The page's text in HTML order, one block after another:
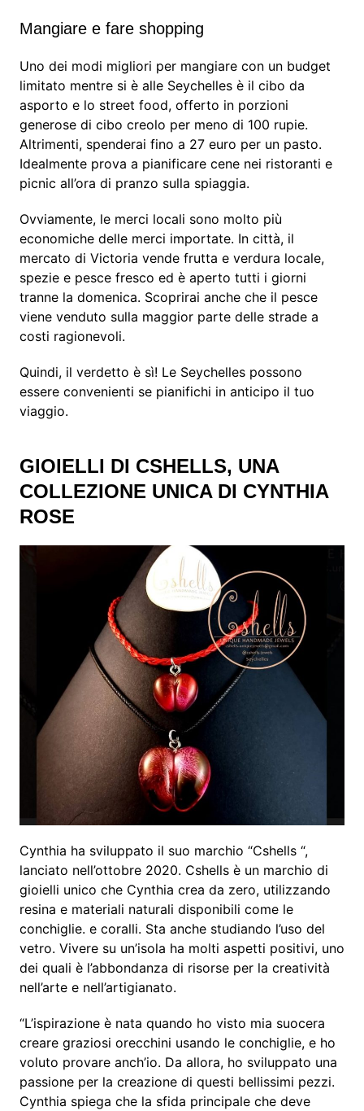
Mangiare e fare shopping
Uno dei modi migliori per mangiare con un budget
limitato mentre si è alle Seychelles è il cibo da
asporto e lo street food, offerto in porzioni
generose di cibo creolo per meno di 100 rupie.
Altrimenti, spenderai fino a 27 euro per un pasto.
Idealmente prova a pianificare cene nei ristoranti e
picnic all’ora di pranzo sulla spiaggia.
Ovviamente, le merci locali sono molto più
economiche delle merci importate. In città, il
mercato di Victoria vende frutta e verdura locale,
spezie e pesce fresco ed è aperto tutti i giorni
tranne la domenica. Scoprirai anche che il pesce
viene venduto sulla maggior parte delle strade a
costi ragionevoli.
Quindi, il verdetto è sì! Le Seychelles possono
essere convenienti se pianifichi in anticipo il tuo
viaggio.
GIOIELLI DI CSHELLS, UNA
COLLEZIONE UNICA DI CYNTHIA
ROSE
Cynthia ha sviluppato il suo marchio “Cshells “,
lanciato nell’ottobre 2020. Cshells è un marchio di
gioielli unico che Cynthia crea da zero, utilizzando
resina e materiali naturali disponibili come le
conchiglie. e coralli. Sta anche studiando l’uso del
vetro. Vivere su un’isola ha molti aspetti positivi, uno
dei quali è l’abbondanza di risorse per la creatività
nell’arte e nell’artigianato.
“L’ispirazione è nata quando ho visto mia suocera
creare graziosi orecchini usando le conchiglie, e ho
voluto provare anch’io. Da allora, ho sviluppato una
passione per la creazione di questi bellissimi pezzi.
Cynthia spiega che la sfida principale che deve